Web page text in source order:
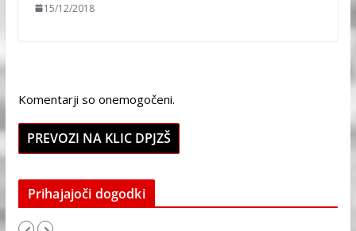
15/12/2018
Komentarji so onemogočeni.
PREVOZI NA KLIC DPJZŠ
Prihajajoči dogodki